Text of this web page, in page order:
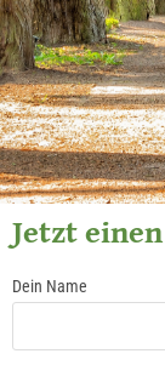
Jetzt
Dein Name